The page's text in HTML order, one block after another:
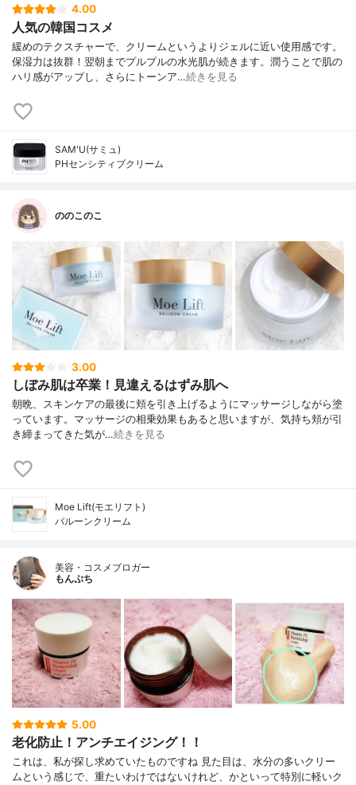
4.00
人気の韓国コスメ
緩めのテクスチャーで、クリームというよりジェルに近い使用感です。
保湿力は抜群！翌朝までプルプルの水光肌が続きます。潤うことで肌の
ハリ感がアップし、さらにトーンア…続きを見る
SAM'U(サミュ)
PHセンシティブクリーム
ののこのこ
3.00
しぼみ肌は卒業！見違えるはずみ肌へ
朝晩、スキンケアの最後に頬を引き上げるようにマッサージしながら塗
っています。マッサージの相乗効果もあると思いますが、気持ち頬が引
き締まってきた気が…続きを見る
Moe Lift(モエリフト)
バルーンクリーム
美容・コスメブロガー
もんぷち
5.00
老化防止！アンチエイジング！！
これは、私が探し求めていたものですね 見た目は、水分の多いクリー
ムという感じで、重たいわけではないけれど、かといって特別に軽いク